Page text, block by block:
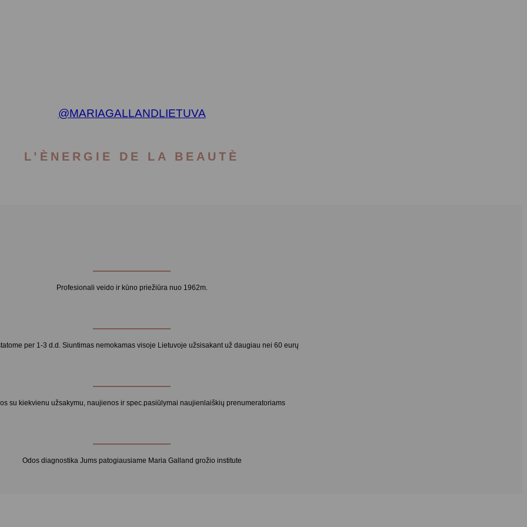
@MARIAGALLANDLIETUVA
L’ÈNERGIE DE LA BEAUTÈ
Profesionali veido ir kūno priežiūra nuo 1962m.
per 1-3 d.d. Siuntimas nemokamas visoje Lietuvoje užsisakant už daugiau nei 60 eurų
su kiekvienu užsakymu, naujienos ir spec.pasiūlymai naujienlaiškių prenumeratoriams
Odos diagnostika Jums patogiausiame Maria Galland grožio institute